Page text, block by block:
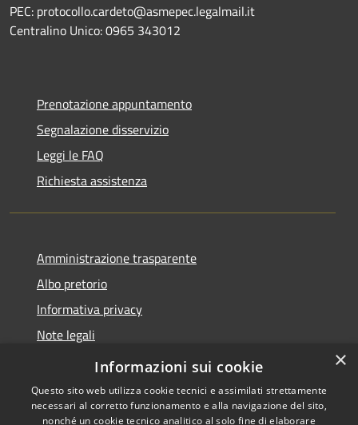
PEC: protocollo.cardeto@asmepec.legalmail.it
Centralino Unico: 0965 343012
Prenotazione appuntamento
Segnalazione disservizio
Leggi le FAQ
Richiesta assistenza
Amministrazione trasparente
Albo pretorio
Informativa privacy
Note legali
Dichiarazione di accessibilità
×
Informazioni sui cookie
Questo sito web utilizza cookie tecnici e assimilati strettamente
necessari al corretto funzionamento e alla navigazione del sito,
nonché un cookie tecnico analitico al solo fine di elaborare